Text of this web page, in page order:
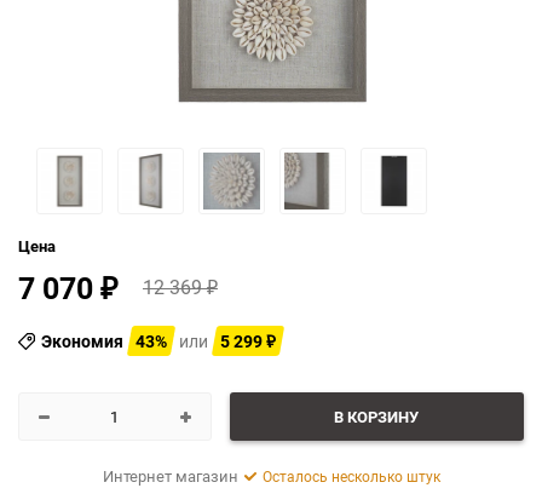
Цена
7 070 ₽ 12 369₽
Экономия 43% или 5 299 ₽
В КОРЗИНУ
Интернет магазин Осталось несколько штук